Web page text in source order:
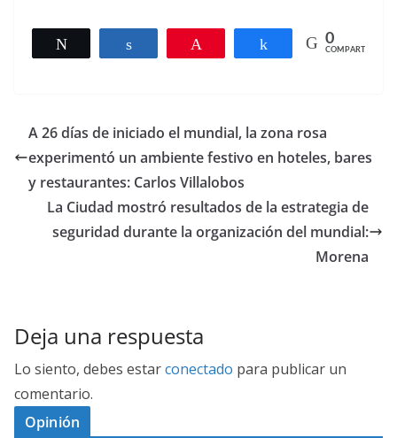
Compartir Compartir
0
COMPARTIR
A 26 días de iniciado el mundial, la zona rosa
experimentó un ambiente festivo en hoteles, bares
y restaurantes: Carlos Villalobos
La Ciudad mostró resultados de la estrategia de
seguridad durante la organización del mundial:
Morena
Deja una respuesta
Lo siento, debes estarconectado para publicar un
comentario.
Opinión